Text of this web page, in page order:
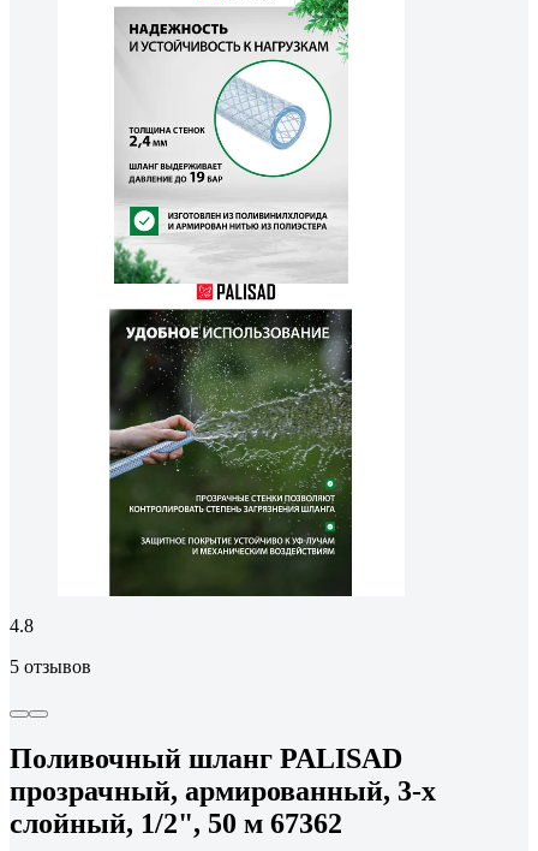
4.8
5 отзывов
Поливочный шланг PALISAD
прозрачный, армированный, 3-х
слойный, 1/2", 50 м 67362